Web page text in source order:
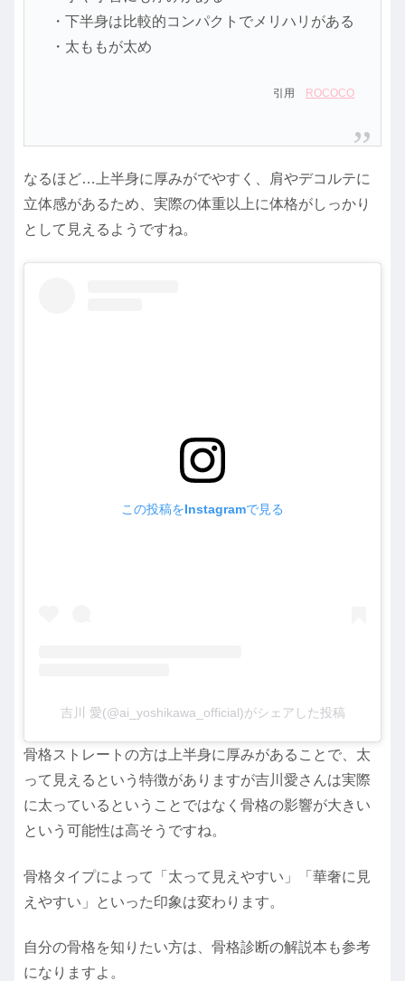
・下半身は比較的コンパクトでメリハリがある
・太ももが太め
引用 ROCOCO
なるほど…上半身に厚みがでやすく、肩やデコルテに
立体感があるため、実際の体重以上に体格がしっかり
として見えるようですね。
この投稿をInstagramで見る
吉川 愛(@ai_yoshikawa_official)がシェアした投稿
骨格ストレートの方は上半身に厚みがあることで、太
って見えるという特徴がありますが吉川愛さんは実際
に太っているということではなく骨格の影響が大きい
という可能性は高そうですね。
骨格タイプによって「太って見えやすい」「華奢に見
えやすい」といった印象は変わります。
自分の骨格を知りたい方は、骨格診断の解説本も参考
になりますよ。